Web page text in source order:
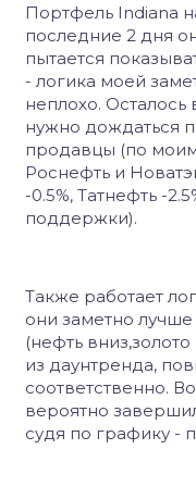
Портфель Indiana
последние 2 дня
пытается
- логика моей
неплохо. Осталось
нужно дождаться
продавцы (по
Роснефть и
-0.5%, Татнефть -
поддержки).
Также работает
они заметно
(нефть
из даунтренда,
соответственно.
вероятно
судя по графику -